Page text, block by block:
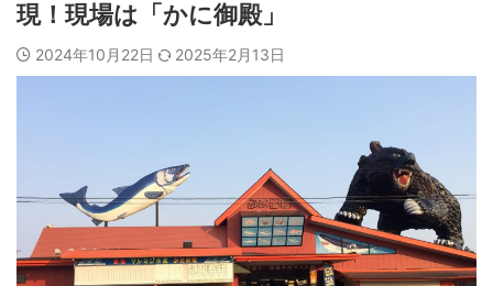
現！現場は「かに御殿」
2024年10月22日 2025年2月13日